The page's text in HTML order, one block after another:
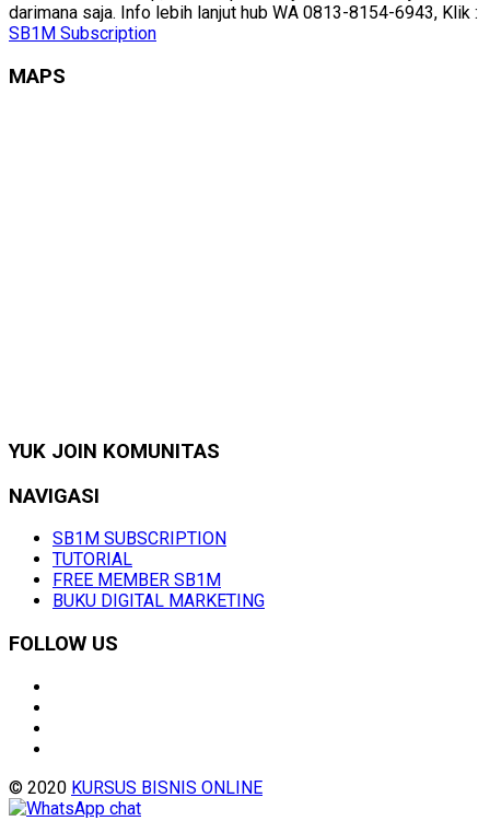
darimana saja. Info lebih lanjut hub WA 0813-8154-6943, Klik :
SB1M Subscription
MAPS
YUK JOIN KOMUNITAS
NAVIGASI
SB1M SUBSCRIPTION
TUTORIAL
FREE MEMBER SB1M
BUKU DIGITAL MARKETING
FOLLOW US
© 2020 KURSUS BISNIS ONLINE